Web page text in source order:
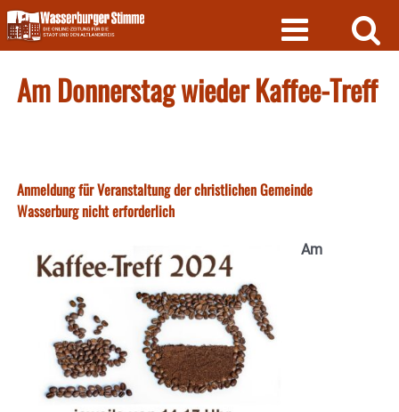
Skip
to
content
Am Donnerstag wieder Kaffee-Treff
Anmeldung für Veranstaltung der christlichen Gemeinde
Wasserburg nicht erforderlich
Am